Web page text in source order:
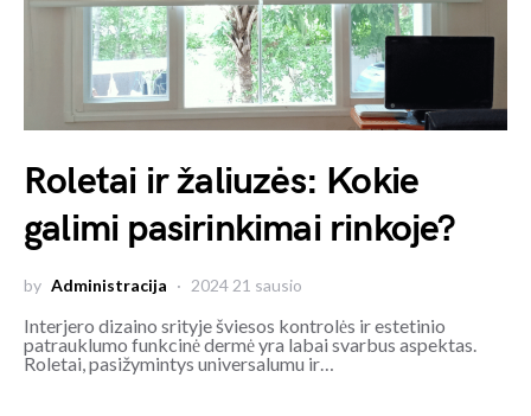
Roletai ir žaliuzės: Kokie
galimi pasirinkimai rinkoje?
by Administracija 2024 21 sausio
Interjero dizaino srityje šviesos kontrolės ir estetinio
patrauklumo funkcinė dermė yra labai svarbus aspektas.
Roletai, pasižymintys universalumu ir…